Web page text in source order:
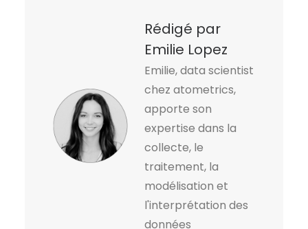
Rédigé par
Emilie Lopez
Emilie, data scientist
chez atometrics,
apporte son
expertise dans la
collecte, le
traitement, la
modélisation et
l'interprétation des
données